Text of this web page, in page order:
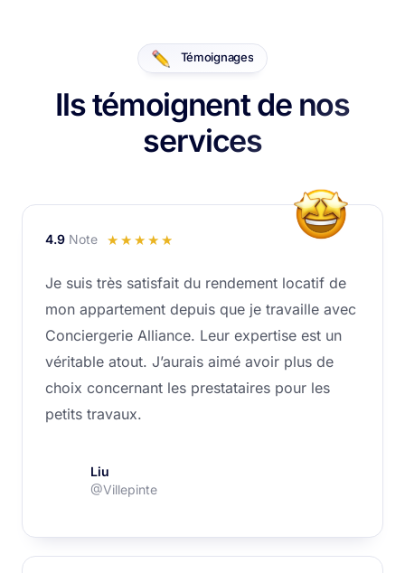
Témoignages
Ils témoignent de nos
services
4.9 Note ☆ ☆ ☆ ☆ ☆
sur
5
Je suis très satisfait du rendement locatif de
mon appartement depuis que je travaille avec
Conciergerie Alliance. Leur expertise est un
véritable atout. J’aurais aimé avoir plus de
choix concernant les prestataires pour les
petits travaux.
Liu
@Villepinte